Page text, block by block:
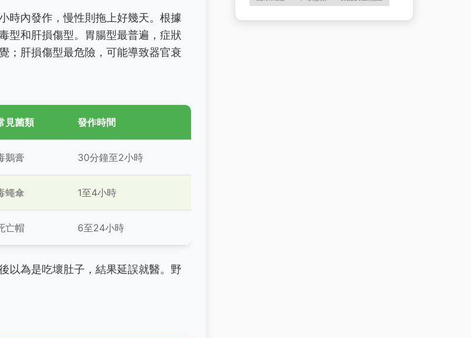
時內發作，慢性則拖上好幾天。根據
型和肝損傷型。胃腸型最普遍，症狀
；肝損傷型最危險，可能導致器官衰
見菌類 發作時間
鵝膏 30分鐘至2小時
蠅傘 1至4小時
亡帽 6至24小時
以為是吃壞肚子，結果延誤就醫。野